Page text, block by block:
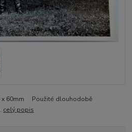
x 60mm Použité dlouhodobě
celý popis